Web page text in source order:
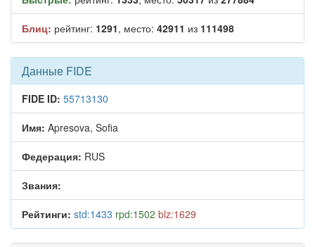
Блиц: рейтинг: 1291, место: 42911 из 111498
Данные FIDE
FIDE ID: 55713130
Имя: Apresova, Sofia
Федерация: RUS
Звания:
Рейтинги: std:1433 rpd:1502 blz:1629